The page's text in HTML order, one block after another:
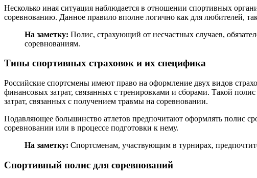
Несколько иная ситуация наблюдается в отношении спортивных
соревнованию. Данное правило вполне логично как для любителей,
На заметку: Полис, страхующий от несчастных случаев,
соревнованиям.
Типы спортивных страховок и их специфика
Российские спортсмены имеют право на оформление двух видов
финансовых затрат, связанных с тренировками и сборами. Такой
затрат, связанных с получением травмы на соревновании.
Подавляющее большинство атлетов предпочитают оформлять полис
соревновании или в процессе подготовки к нему.
На заметку: Спортсменам, участвующим в турнирах,
Спортивный полис для соревнований